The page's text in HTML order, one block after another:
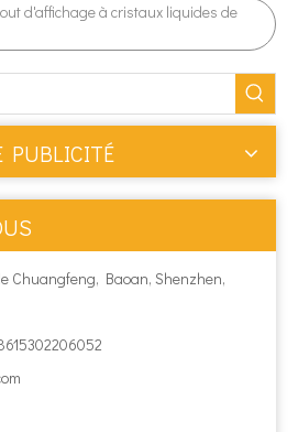
d'affichage à cristaux liquides de
PUBLICITÉ
Chuangfeng, Baoan, Shenzhen,